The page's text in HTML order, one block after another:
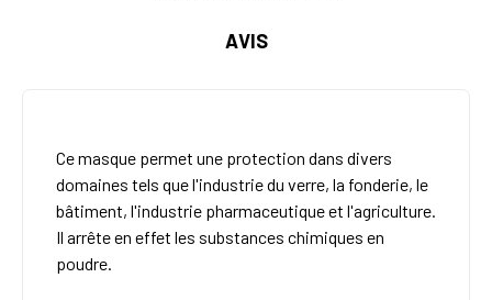
AVIS
Ce masque permet une protection dans divers
domaines tels que l'industrie du verre, la fonderie, le
bâtiment, l'industrie pharmaceutique et l'agriculture.
Il arrête en effet les substances chimiques en
poudre.